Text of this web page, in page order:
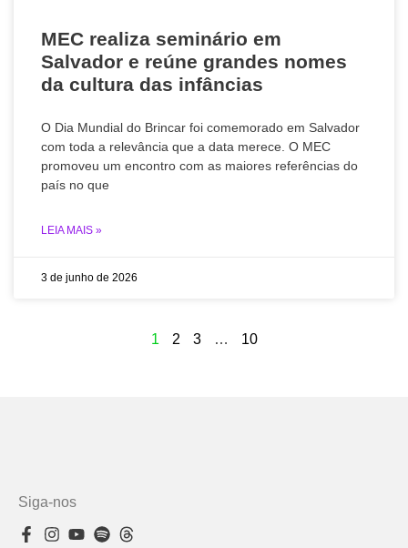
MEC realiza seminário em
Salvador e reúne grandes nomes
da cultura das infâncias
O Dia Mundial do Brincar foi comemorado em Salvador
com toda a relevância que a data merece. O MEC
promoveu um encontro com as maiores referências do
país no que
LEIA MAIS »
3 de junho de 2026
1 2 3 … 10
Siga-nos